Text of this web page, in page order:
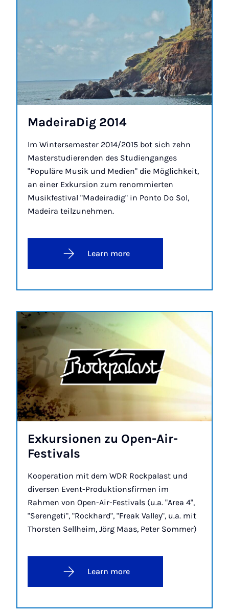
MadeiraDig 2014
Im Wintersemester 2014/2015 bot sich zehn
Masterstudierenden des Studienganges
"Populäre Musik und Medien" die Möglichkeit,
an einer Exkursion zum renommierten
Musikfestival "Madeiradig" in Ponto Do Sol,
Madeira teilzunehmen.
Learn more
Ex­kur­sion­en zu Open-Air-
Fest­ivals
Kooperation mit dem WDR Rockpalast und
diversen Event-Produktionsfirmen im
Rahmen von Open-Air-Festivals (u.a. "Area 4",
"Serengeti", "Rockhard", "Freak Valley", u.a. mit
Thorsten Sellheim, Jörg Maas, Peter Sommer)
Learn more